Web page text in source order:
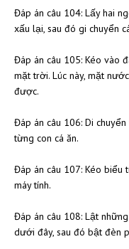
Đáp án câu 104: Lấy hai
xấu lại, sau đó gi chuyển
Đáp án câu 105: Kéo vào
mặt trời. Lúc này, mặt
được.
Đáp án câu 106: Di
từng con cá ăn.
Đáp án câu 107: Kéo biểu
máy tính.
Đáp án câu 108: Lật
dưới đây, sau đó bật đèn